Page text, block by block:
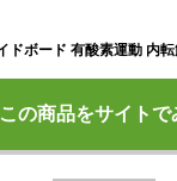
この商品をサイトで